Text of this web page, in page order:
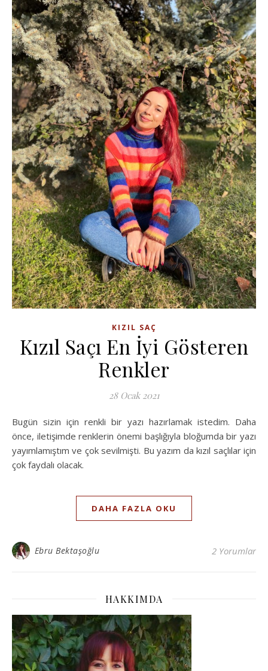
KIZIL SAÇ
Kızıl Saçı En İyi Gösteren
Renkler
28 Ocak 2021
Bugün sizin için renkli bir yazı hazırlamak istedim. Daha
önce, iletişimde renklerin önemi başlığıyla bloğumda bir yazı
yayımlamıştım ve çok sevilmişti. Bu yazım da kızıl saçlılar için
çok faydalı olacak.
DAHA FAZLA OKU
Ebru Bektaşoğlu 2 Yorumlar
HAKKIMDA